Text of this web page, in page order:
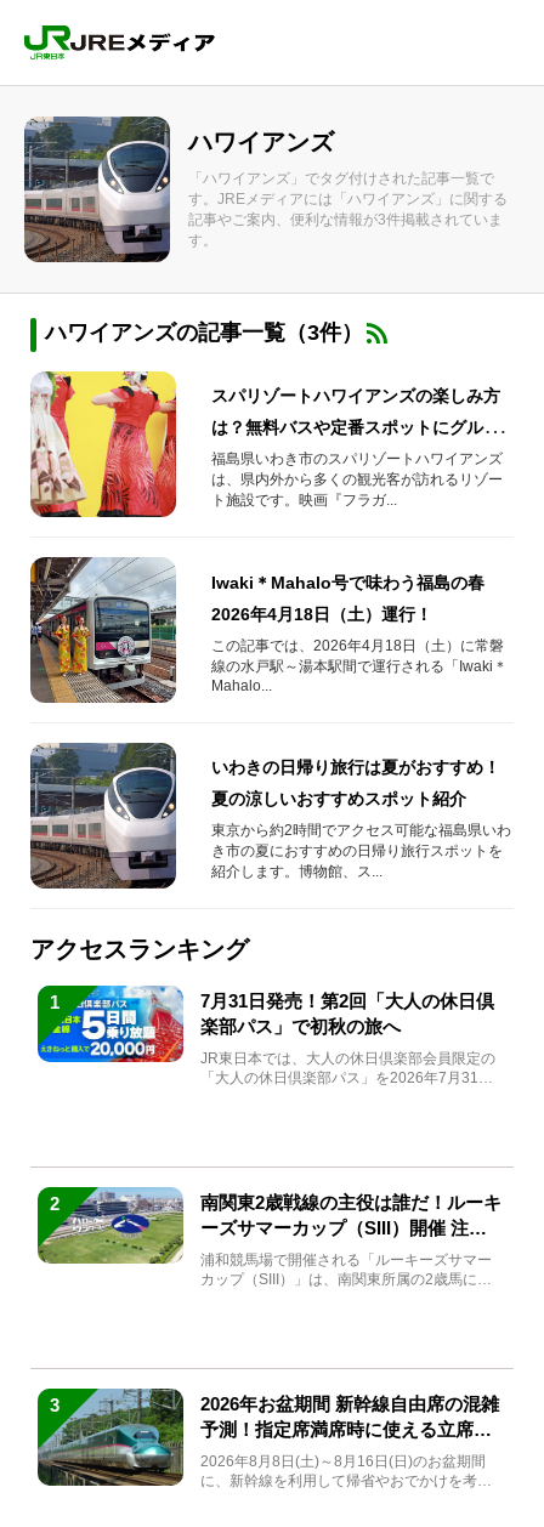
ハワイアンズ
「ハワイアンズ」でタグ付けされた記事一覧で
す。JREメディアには「ハワイアンズ」に関する
記事やご案内、便利な情報が3件掲載されていま
す。
ハワイアンズの記事一覧（3件）
スパリゾートハワイアンズの楽しみ方
は？無料バスや定番スポットにグルメ
も紹介
福島県いわき市のスパリゾートハワイアンズ
は、県内外から多くの観光客が訪れるリゾー
ト施設です。映画『フラガ...
Iwaki＊Mahalo号で味わう福島の春
2026年4月18日（土）運行！
この記事では、2026年4月18日（土）に常磐
線の水戸駅～湯本駅間で運行される「Iwaki＊
Mahalo...
いわきの日帰り旅行は夏がおすすめ！
夏の涼しいおすすめスポット紹介
東京から約2時間でアクセス可能な福島県いわ
き市の夏におすすめの日帰り旅行スポットを
紹介します。博物館、ス...
アクセスランキング
1
7月31日発売！第2回「大人の休日倶
楽部パス」で初秋の旅へ
JR東日本では、大人の休日倶楽部会員限定の
「大人の休日倶楽部パス」を2026年7月31日
2
南関東2歳戦線の主役は誰だ！ルーキ
ーズサマーカップ（SIII）開催 注目
馬と見どころをチェック
浦和競馬場で開催される「ルーキーズサマー
カップ（SIII）」は、南関東所属の2歳馬によ
3
2026年お盆期間 新幹線自由席の混雑
予測！指定席満席時に使える立席特
急券も解説
2026年8月8日(土)～8月16日(日)のお盆期間
に、新幹線を利用して帰省やおでかけを考え